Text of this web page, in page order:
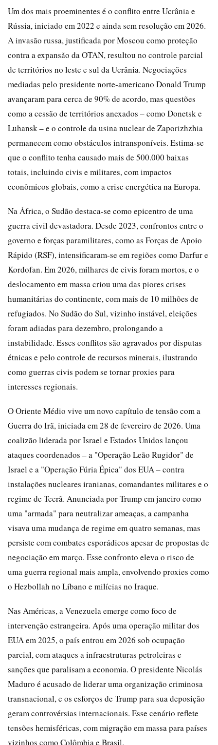
Um dos mais proeminentes é o conflito entre Ucrânia e
Rússia, iniciado em 2022 e ainda sem resolução em 2026.
A invasão russa, justificada por Moscou como proteção
contra a expansão da OTAN, resultou no controle parcial
de territórios no leste e sul da Ucrânia. Negociações
mediadas pelo presidente norte-americano Donald Trump
avançaram para cerca de 90% de acordo, mas questões
como a cessão de territórios anexados – como Donetsk e
Luhansk – e o controle da usina nuclear de Zaporizhzhia
permanecem como obstáculos intransponíveis. Estima-se
que o conflito tenha causado mais de 500.000 baixas
totais, incluindo civis e militares, com impactos
econômicos globais, como a crise energética na Europa.
Na África, o Sudão destaca-se como epicentro de uma
guerra civil devastadora. Desde 2023, confrontos entre o
governo e forças paramilitares, como as Forças de Apoio
Rápido (RSF), intensificaram-se em regiões como Darfur e
Kordofan. Em 2026, milhares de civis foram mortos, e o
deslocamento em massa criou uma das piores crises
humanitárias do continente, com mais de 10 milhões de
refugiados. No Sudão do Sul, vizinho instável, eleições
foram adiadas para dezembro, prolongando a
instabilidade. Esses conflitos são agravados por disputas
étnicas e pelo controle de recursos minerais, ilustrando
como guerras civis podem se tornar proxies para
interesses regionais.
O Oriente Médio vive um novo capítulo de tensão com a
Guerra do Irã, iniciada em 28 de fevereiro de 2026. Uma
coalizão liderada por Israel e Estados Unidos lançou
ataques coordenados – a "Operação Leão Rugidor" de
Israel e a "Operação Fúria Épica" dos EUA – contra
instalações nucleares iranianas, comandantes militares e o
regime de Teerã. Anunciada por Trump em janeiro como
uma "armada" para neutralizar ameaças, a campanha
visava uma mudança de regime em quatro semanas, mas
persiste com combates esporádicos apesar de propostas de
negociação em março. Esse confronto eleva o risco de
uma guerra regional mais ampla, envolvendo proxies como
o Hezbollah no Líbano e milícias no Iraque.
Nas Américas, a Venezuela emerge como foco de
intervenção estrangeira. Após uma operação militar dos
EUA em 2025, o país entrou em 2026 sob ocupação
parcial, com ataques a infraestruturas petroleiras e
sanções que paralisam a economia. O presidente Nicolás
Maduro é acusado de liderar uma organização criminosa
transnacional, e os esforços de Trump para sua deposição
geram controvérsias internacionais. Esse cenário reflete
tensões hemisféricas, com migração em massa para países
vizinhos como Colômbia e Brasil.